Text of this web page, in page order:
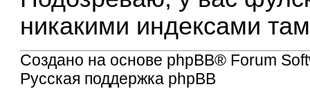
никакими индексами
Создано на основе phpBB® Forum
Русская поддержка phpBB